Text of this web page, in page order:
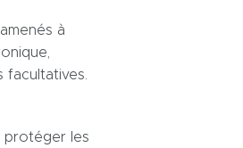
à
protéger les